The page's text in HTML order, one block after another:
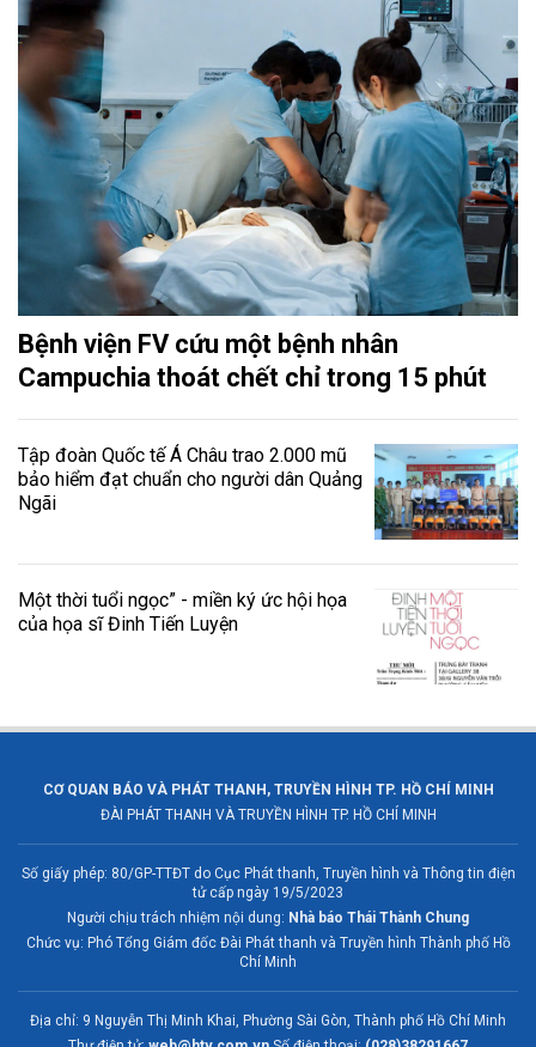
Bệnh viện FV cứu một bệnh nhân
Campuchia thoát chết chỉ trong 15 phút
Tập đoàn Quốc tế Á Châu trao 2.000 mũ
bảo hiểm đạt chuẩn cho người dân Quảng
Ngãi
Một thời tuổi ngọc” - miền ký ức hội họa
của họa sĩ Đinh Tiến Luyện
CƠ QUAN BÁO VÀ PHÁT THANH, TRUYỀN HÌNH TP. HỒ CHÍ MINH
ĐÀI PHÁT THANH VÀ TRUYỀN HÌNH TP. HỒ CHÍ MINH
Số giấy phép: 80/GP-TTĐT do Cục Phát thanh, Truyền hình và Thông tin điện
tử cấp ngày 19/5/2023
Người chịu trách nhiệm nội dung: Nhà báo Thái Thành Chung
Chức vụ: Phó Tổng Giám đốc Đài Phát thanh và Truyền hình Thành phố Hồ
Chí Minh
Địa chỉ: 9 Nguyễn Thị Minh Khai, Phường Sài Gòn, Thành phố Hồ Chí Minh